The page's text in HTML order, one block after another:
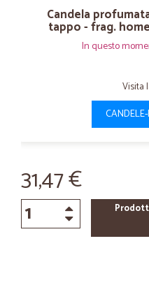
Candela
tappo - frag.
In questo
Visita
31,47 €